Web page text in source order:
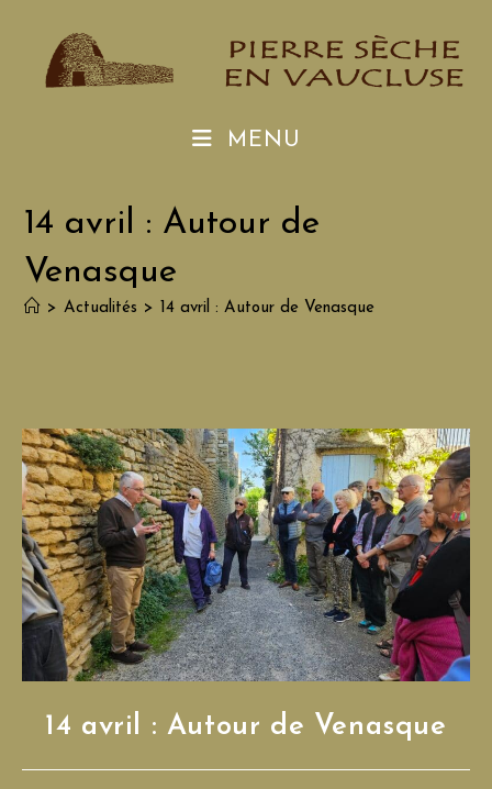
content
MENU
14 avril : Autour de
Venasque
> Actualités > 14 avril : Autour de Venasque
14 avril : Autour de Venasque